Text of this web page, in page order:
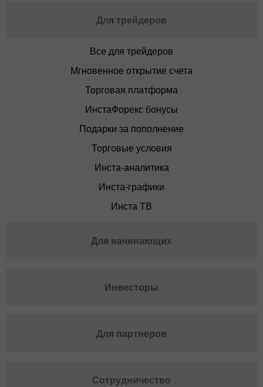
Для трейдеров
Все для трейдеров
Мгновенное открытие счета
Торговая платформа
ИнстаФорекс бонусы
Подарки за пополнение
Торговые условия
Инста-аналитика
Инста-графики
Инста ТВ
Для начинающих
Инвесторы
Для партнеров
Сотрудничество